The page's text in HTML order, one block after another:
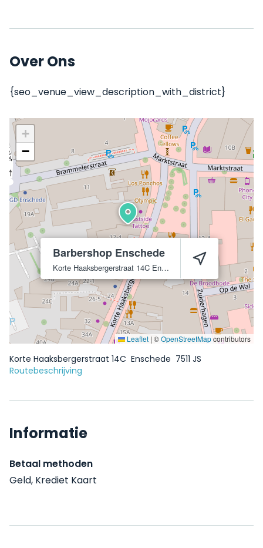
Over Ons
{seo_venue_view_description_with_district}
Barbershop Enschede
Korte Haaksbergerstraat 14C Enschede 7511 JS
+
−
Leaflet | ©OpenStreetMapcontributors
Korte Haaksbergerstraat 14C Enschede 7511 JS
Routebeschrijving
Informatie
Betaal methoden
Geld, Krediet Kaart